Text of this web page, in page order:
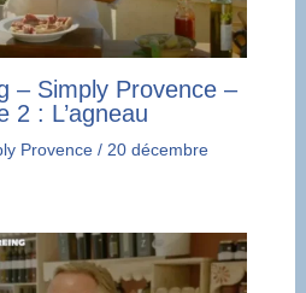
– Simply Provence –
2 : L’agneau
Provence/ 20 décembre